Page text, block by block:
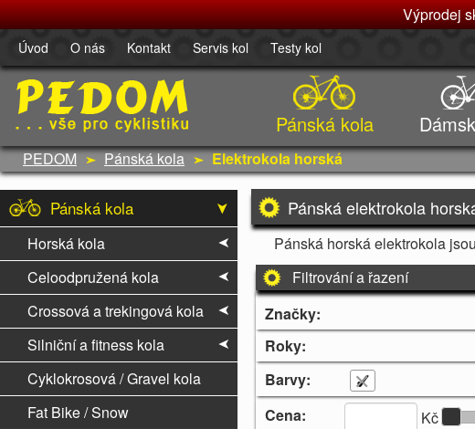
Výprodej
Úvod O nás Kontakt Servis kol Testy kol
Pánská kola
PEDOM Pánská kola Elektrokola horská
Pánská kola
Horská kola
Celoodpružená kola
Crossová a trekingová kola
Silniční a fitness kola
Cyklokrosová / Gravel kola
Fat Bike / Snow
Pánská elektrokola
Pánská horská elektrokola
Filtrování a řazení
Značky:
Roky:
Barvy:
Cena:
Kč